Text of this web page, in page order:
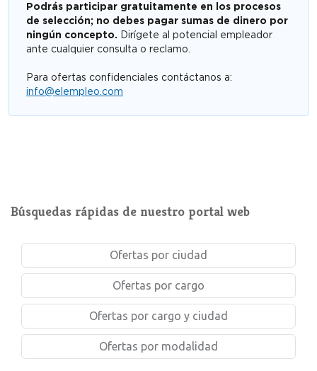
Podrás participar gratuitamente en los procesos
de selección; no debes pagar sumas de dinero por
ningún concepto. Dirígete al potencial empleador
ante cualquier consulta o reclamo.
Para ofertas confidenciales contáctanos a:
info@elempleo.com
Búsquedas rápidas de nuestro portal web
Ofertas por ciudad
Ofertas por cargo
Ofertas por cargo y ciudad
Ofertas por modalidad